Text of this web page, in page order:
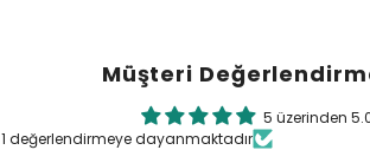
Müşteri
5 üzerinden
1 değerlendirmeye dayanmaktadır